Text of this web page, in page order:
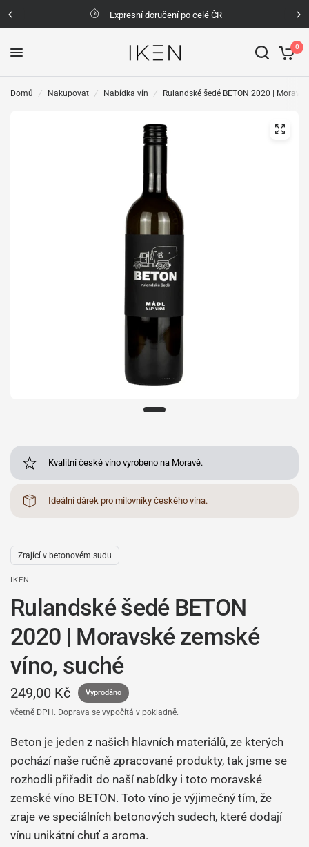
Expresní doručení po celé ČR
0
Domů / Nakupovat / Nabídka vín / Rulandské šedé BETON 2020 |
Kvalitní české víno vyrobeno na Moravě.
Ideální dárek pro milovníky českého vína.
Zrající v betonovém sudu
IKEN
Rulandské šedé BETON
2020 | Moravské zemské
víno, suché
249,00 Kč Vyprodáno
včetně DPH. Doprava se vypočítá v pokladně.
Beton je jeden z našich hlavních materiálů, ze kterých
pochází naše ručně zpracované produkty, tak jsme se
rozhodli přiřadit do naší nabídky i toto moravské
zemské víno BETON. Toto víno je výjimečný tím, že
zraje ve speciálních betonových sudech, které dodají
vínu unikátní chuť a aroma.